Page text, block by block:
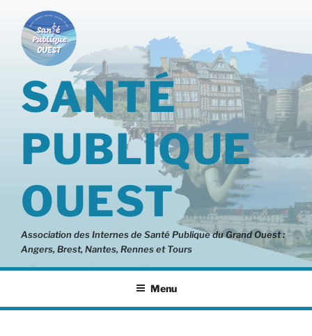
contenu
principal
SANTÉ
PUBLIQUE
OUEST
Association des Internes de Santé Publique du Grand Ouest :
Angers, Brest, Nantes, Rennes et Tours
Menu